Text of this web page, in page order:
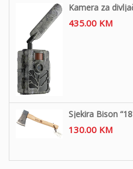
Kamera za
435.00 KM
Sjekira Bison
130.00 KM